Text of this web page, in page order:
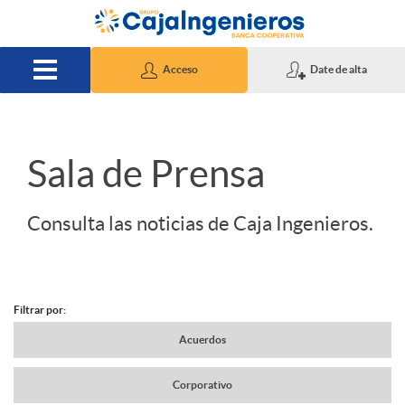
Saltar al contenido principal
Acceso Date de alta
S
Sala de Prensa
Consulta las noticias de Caja Ingenieros.
N
Filtrar por:
Acuerdos
Corporativo